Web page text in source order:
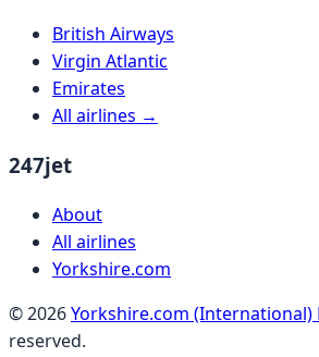
British Airways
Virgin Atlantic
Emirates
All airlines →
247jet
About
All airlines
Yorkshire.com
©2026Yorkshire.com (International)
reserved.